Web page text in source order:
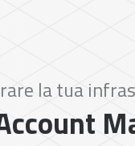
la tua